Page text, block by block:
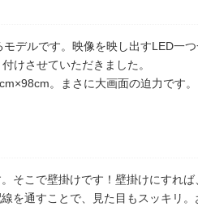
デルです。映像を映し出すLED一
けさせていただきました。
。まさに大画面の迫力です。
そこで壁掛けです！壁掛けにすれ
通すことで、見た目もスッキリ。